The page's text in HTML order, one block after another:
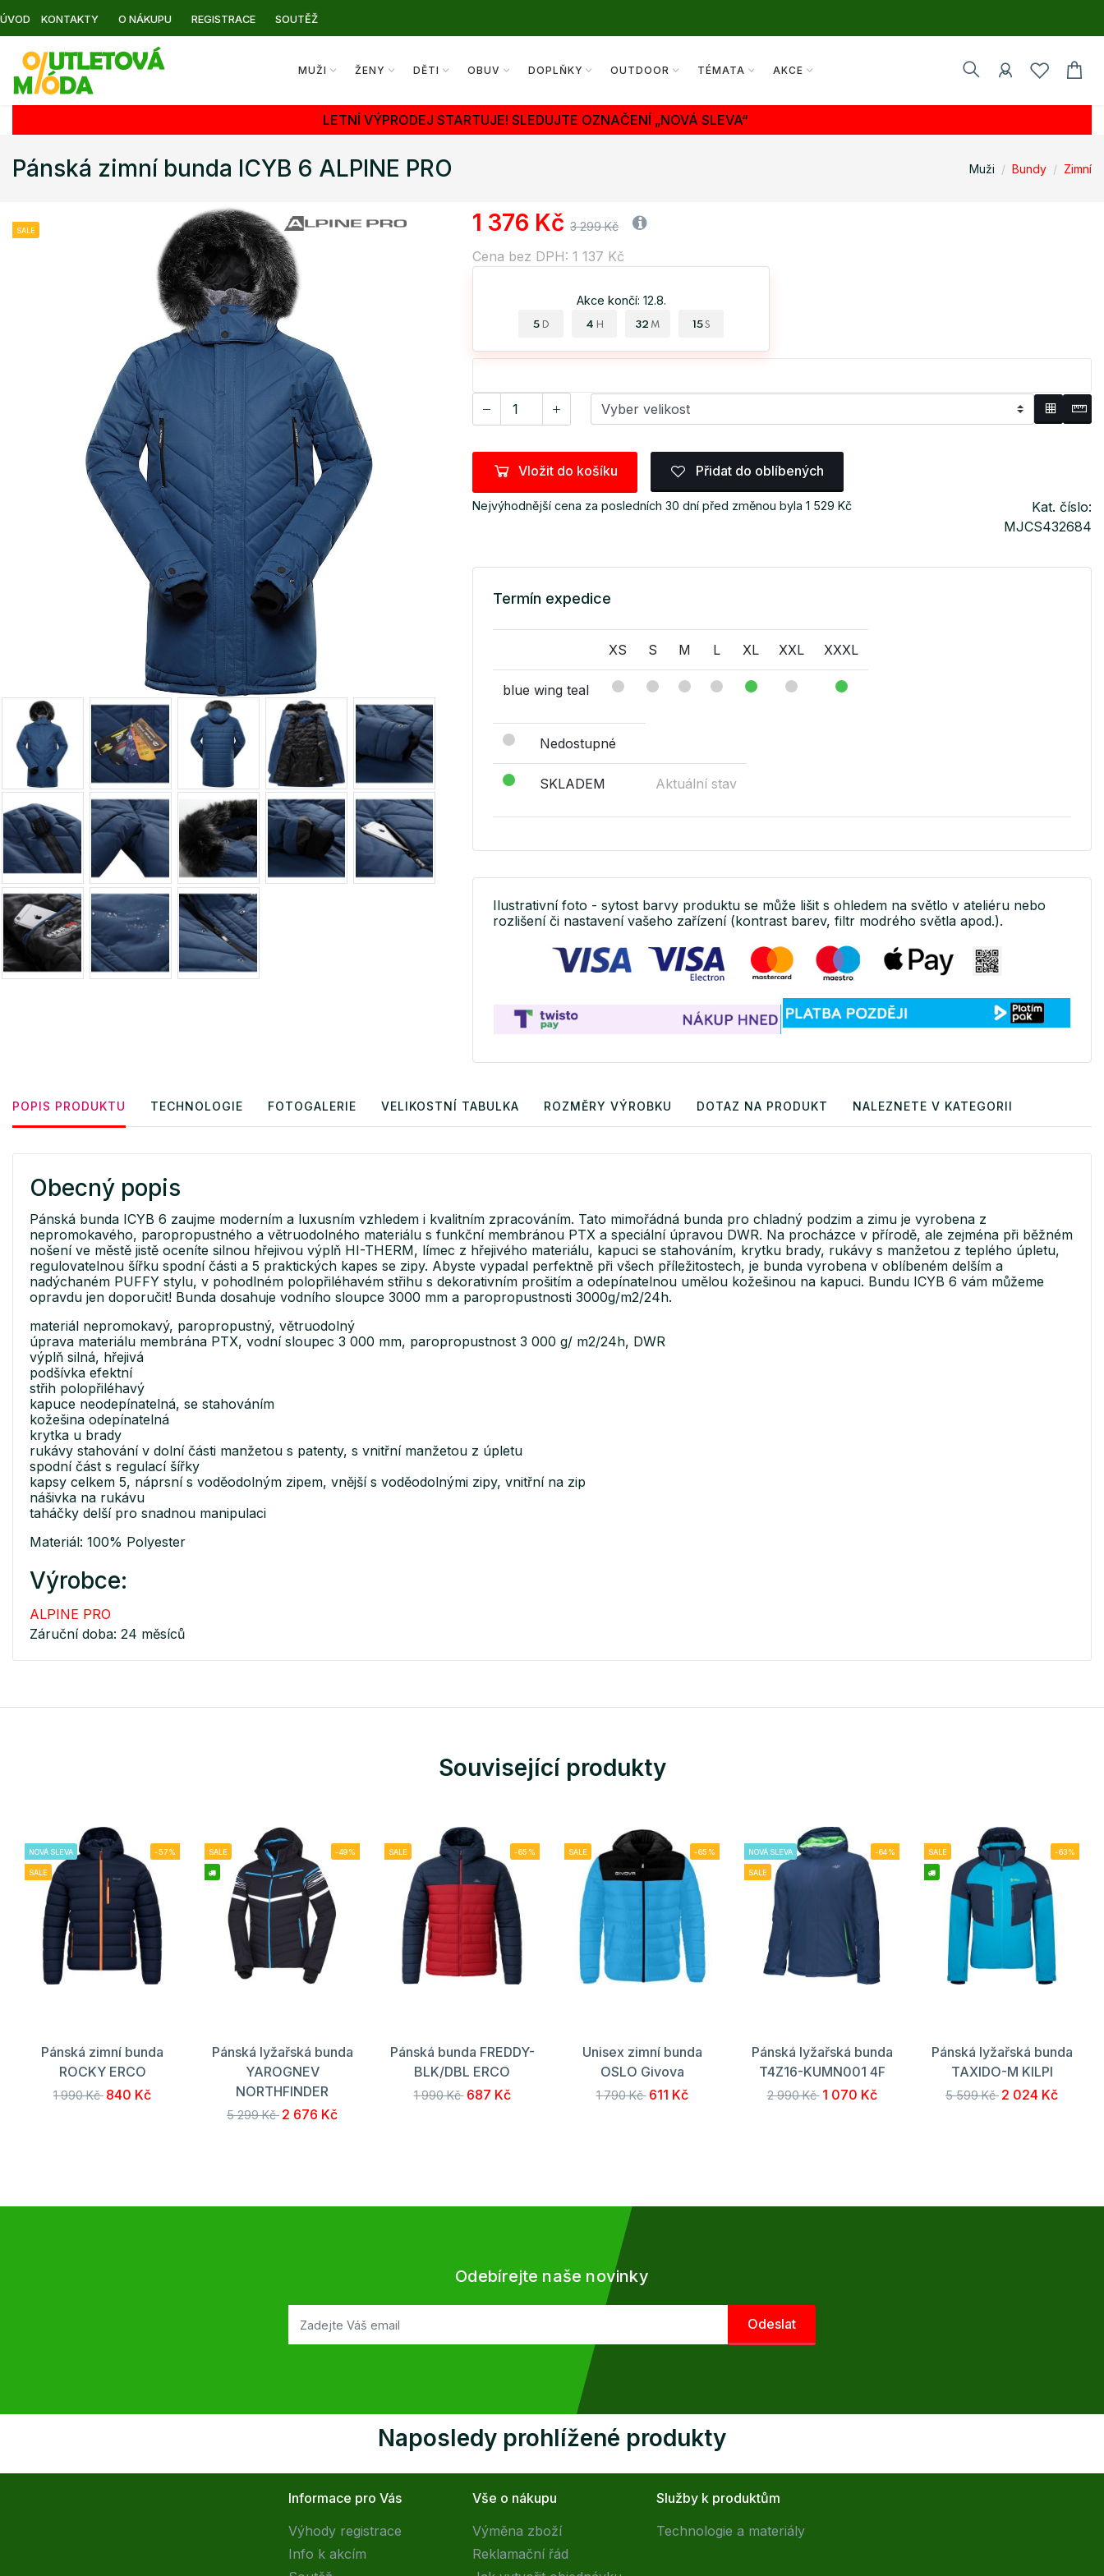
ÚVOD KONTAKTY O NÁKUPU REGISTRACE SOUTĚŽ
MUŽI ŽENY DĚTI OBUV DOPLŇKY OUTDOOR TÉMATA AKCE
LETNÍ VÝPRODEJ STARTUJE! SLEDUJTE OZNAČENÍ „NOVÁ SLEVA“
Pánská zimní bunda ICYB 6 ALPINE PRO Muži Bundy Zimní
SALE 1 376 Kč 3 299 Kč
Cena bez DPH: 1 137 Kč
Akce končí: 12.8.
5 D 4 H 32 M 14 S
Vložit do košíku Přidat do oblíbených
Nejvýhodnější cena za posledních 30 dní před změnou byla 1 529 Kč
Kat. číslo:
MJCS432684
Termín expedice
XS S M L XL XXL XXXL
blue wing teal
Nedostupné
SKLADEM Aktuální stav
Ilustrativní foto - sytost barvy produktu se může lišit s ohledem na světlo v ateliéru nebo
rozlišení či nastavení vašeho zařízení (kontrast barev, filtr modrého světla apod.).
POPIS PRODUKTU TECHNOLOGIE FOTOGALERIE VELIKOSTNÍ TABULKA ROZMĚRY VÝROBKU DOTAZ NA PRODUKT NALEZNETE V KATEGORII
Obecný popis
Pánská bunda ICYB 6 zaujme moderním a luxusním vzhledem i kvalitním zpracováním. Tato mimořádná bunda pro chladný podzim a zimu je vyrobena z
nepromokavého, paropropustného a větruodolného materiálu s funkční membránou PTX a speciální úpravou DWR. Na procházce v přírodě, ale zejména při běžném
nošení ve městě jistě oceníte silnou hřejivou výplň HI-THERM, límec z hřejivého materiálu, kapuci se stahováním, krytku brady, rukávy s manžetou z teplého úpletu,
regulovatelnou šířku spodní části a 5 praktických kapes se zipy. Abyste vypadal perfektně při všech příležitostech, je bunda vyrobena v oblíbeném delším a
nadýchaném PUFFY stylu, v pohodlném polopřiléhavém střihu s dekorativním prošitím a odepínatelnou umělou kožešinou na kapuci. Bundu ICYB 6 vám můžeme
opravdu jen doporučit! Bunda dosahuje vodního sloupce 3000 mm a paropropustnosti 3000g/m2/24h.
materiál nepromokavý, paropropustný, větruodolný
úprava materiálu membrána PTX, vodní sloupec 3 000 mm, paropropustnost 3 000 g/ m2/24h, DWR
výplň silná, hřejivá
podšívka efektní
střih polopřiléhavý
kapuce neodepínatelná, se stahováním
kožešina odepínatelná
krytka u brady
rukávy stahování v dolní části manžetou s patenty, s vnitřní manžetou z úpletu
spodní část s regulací šířky
kapsy celkem 5, náprsní s voděodolným zipem, vnější s voděodolnými zipy, vnitřní na zip
nášivka na rukávu
taháčky delší pro snadnou manipulaci
Materiál: 100% Polyester
Výrobce:
ALPINE PRO
Záruční doba: 24 měsíců
Související produkty
NOVÁ SLEVA
SALE
-57%
Pánská zimní bunda
ROCKY ERCO
1 990 Kč 840 Kč
SALE -49%
Pánská lyžařská bunda
YAROGNEV
NORTHFINDER
5 299 Kč 2 676 Kč
SALE -65%
Pánská bunda FREDDY-
BLK/DBL ERCO
1 990 Kč 687 Kč
SALE -65%
Unisex zimní bunda
OSLO Givova
1 790 Kč 611 Kč
NOVÁ SLEVA
SALE
-64%
Pánská lyžařská bunda
T4Z16-KUMN001 4F
2 990 Kč 1 070 Kč
SALE -63%
Pánská lyžařská bunda
TAXIDO-M KILPI
5 599 Kč 2 024 Kč
Odebírejte naše novinky
Naposledy prohlížené produkty
Informace pro Vás
Výhody registrace
Info k akcím
Vše o nákupu
Výměna zboží
Reklamační řád
Služby k produktům
Technologie a materiály